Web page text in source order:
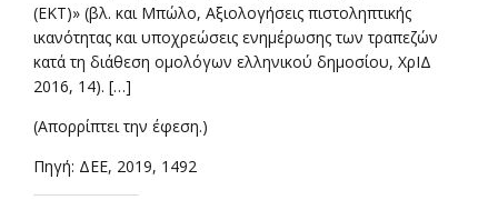
(ΕΚΤ)» (βλ. και Μπώλο, Αξιολογήσεις πιστοληπτικής
ικανότητας και υποχρεώσεις ενημέρωσης των τραπεζών
κατά τη διάθεση ομολόγων ελληνικού δημοσίου, ΧρΙΔ
2016, 14). […]
(Απορρίπτει την έφεση.)
Πηγή: ΔΕΕ, 2019, 1492